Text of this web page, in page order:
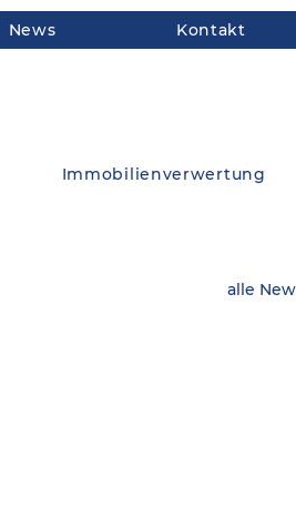
News Kontakt
Immobilienverwertung
alle